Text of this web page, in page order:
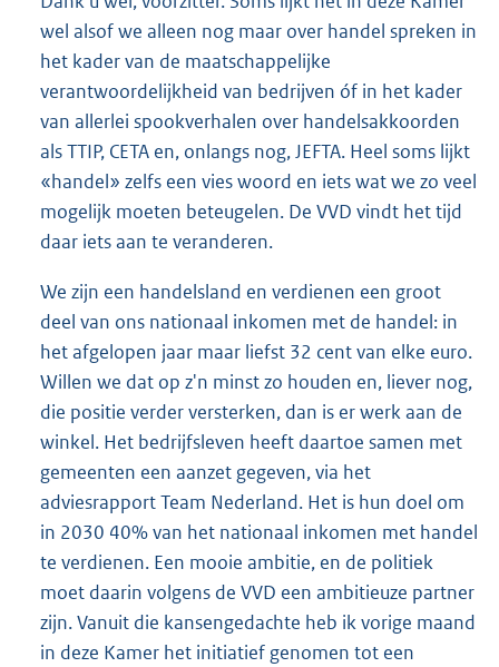
wel alsof we alleen nog maar over handel spreken in
het kader van de maatschappelijke
verantwoordelijkheid van bedrijven óf in het kader
van allerlei spookverhalen over handelsakkoorden
als TTIP, CETA en, onlangs nog, JEFTA. Heel soms lijkt
«handel» zelfs een vies woord en iets wat we zo veel
mogelijk moeten beteugelen. De VVD vindt het tijd
daar iets aan te veranderen.
We zijn een handelsland en verdienen een groot
deel van ons nationaal inkomen met de handel: in
het afgelopen jaar maar liefst 32 cent van elke euro.
Willen we dat op z'n minst zo houden en, liever nog,
die positie verder versterken, dan is er werk aan de
winkel. Het bedrijfsleven heeft daartoe samen met
gemeenten een aanzet gegeven, via het
adviesrapport Team Nederland. Het is hun doel om
in 2030 40% van het nationaal inkomen met handel
te verdienen. Een mooie ambitie, en de politiek
moet daarin volgens de VVD een ambitieuze partner
zijn. Vanuit die kansengedachte heb ik vorige maand
in deze Kamer het initiatief genomen tot een